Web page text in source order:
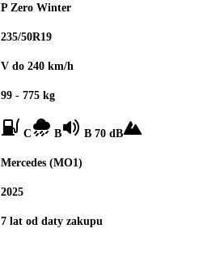
P Zero Winter
235/50R19
V do 240 km/h
99 - 775 kg
C B B 70 dB
Mercedes (MO1)
2025
7 lat od daty zakupu